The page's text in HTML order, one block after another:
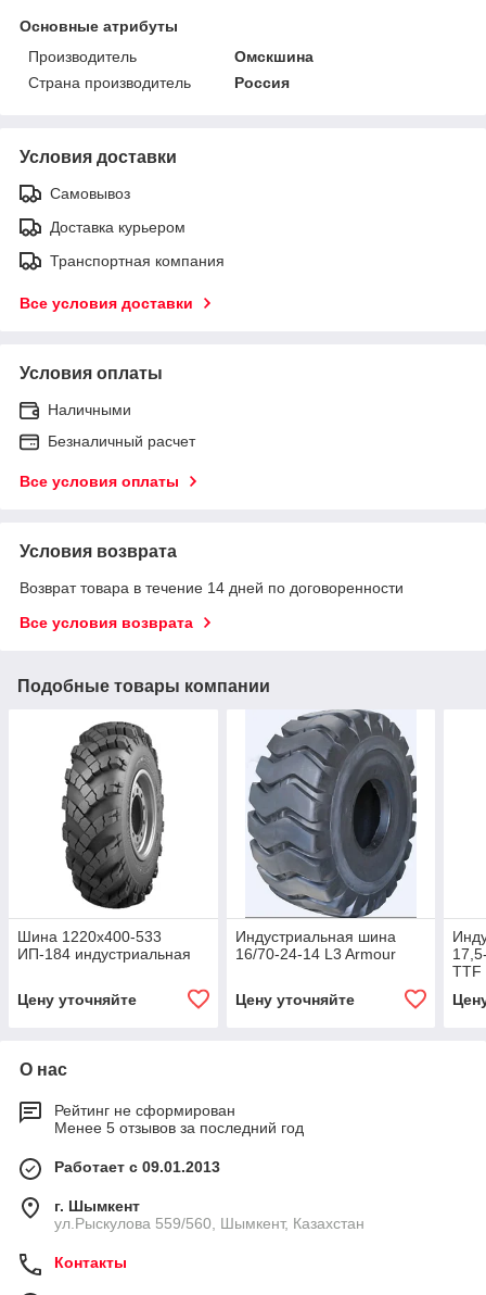
Основные атрибуты
Производитель
Омскшина
Страна производитель
Россия
Условия доставки
Самовывоз
Доставка курьером
Транспортная компания
Все условия доставки
Условия оплаты
Наличными
Безналичный расчет
Все условия оплаты
Условия возврата
Возврат товара в течение 14 дней по договоренности
Все условия возврата
Подобные товары компании
Шина 1220х400-533
ИП-184 индустриальная
Цену уточняйте
Индустриальная шина
16/70-24-14 L3 Armour
Цену уточняйте
TTF
О нас
Рейтинг не сформирован
Менее 5 отзывов за последний год
Работает с 09.01.2013
г. Шымкент
ул.Рыскулова 559/560, Шымкент, Казахстан
Контакты